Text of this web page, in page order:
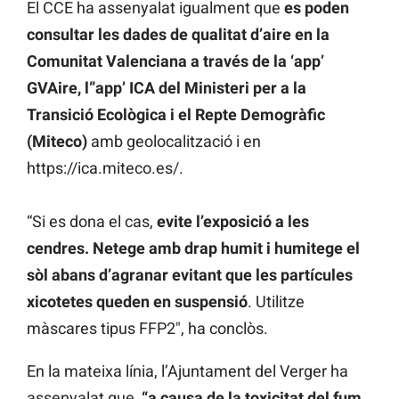
El CCE ha assenyalat igualment que es poden
consultar les dades de qualitat d’aire en la
Comunitat Valenciana a través de la ‘app’
GVAire, l”app’ ICA del Ministeri per a la
Transició Ecològica i el Repte Demogràfic
(Miteco) amb geolocalització i en
https://ica.miteco.es/.
“Si es dona el cas, evite l’exposició a les
cendres. Netege amb drap humit i humitege el
sòl abans d’agranar evitant que les partícules
xicotetes queden en suspensió. Utilitze
màscares tipus FFP2″, ha conclòs.
En la mateixa línia, l’Ajuntament del Verger ha